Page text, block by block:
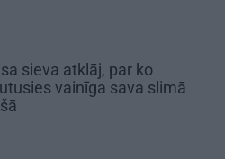
sieva atklāj, par ko
vainīga sava slimā